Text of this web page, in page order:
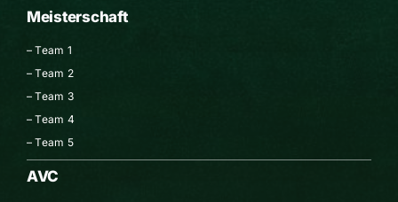
Meisterschaft
–Team 1
–Team 2
–Team 3
–Team 4
–Team 5
AVC